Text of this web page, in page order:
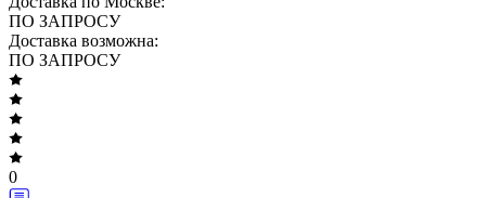
ПО ЗАПРОСУ
Доставка возможна:
ПО ЗАПРОСУ
0